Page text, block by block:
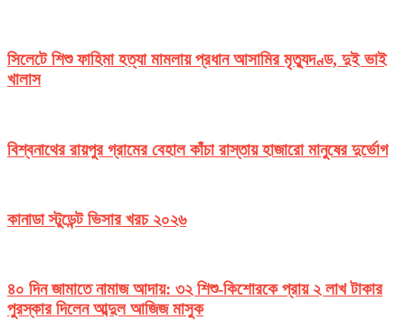
সিলেটে শিশু ফাহিমা হত্যা মামলায় প্রধান আসামির মৃত্যুদণ্ড, দুই ভাই
খালাস
বিশ্বনাথের রায়পুর গ্রামের বেহাল কাঁচা রাস্তায় হাজারো মানুষের দুর্ভোগ
কানাডা স্টুডেন্ট ভিসার খরচ ২০২৬
৪০ দিন জামাতে নামাজ আদায়: ৩২ শিশু-কিশোরকে প্রায় ২ লাখ টাকার
পুরস্কার দিলেন আব্দুল আজিজ মাসুক